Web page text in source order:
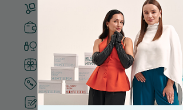
Безкоштовна доставка від 3000 UAH
Безпечні способи оплати
Тільки оригінальна косметика
Система бонусів та лояльності
Кращі ціни та топ товари
Рекомендації від косметологів